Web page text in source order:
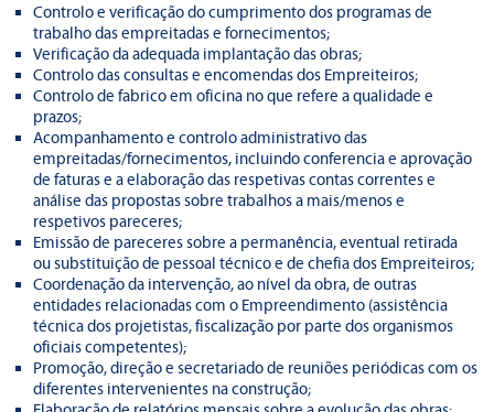
Controlo e verificação do cumprimento dos programas de
trabalho das empreitadas e fornecimentos;
Verificação da adequada implantação das obras;
Controlo das consultas e encomendas dos Empreiteiros;
Controlo de fabrico em oficina no que refere a qualidade e
prazos;
Acompanhamento e controlo administrativo das
empreitadas/fornecimentos, incluindo conferencia e aprovação
de faturas e a elaboração das respetivas contas correntes e
análise das propostas sobre trabalhos a mais/menos e
respetivos pareceres;
Emissão de pareceres sobre a permanência, eventual retirada
ou substituição de pessoal técnico e de chefia dos Empreiteiros;
Coordenação da intervenção, ao nível da obra, de outras
entidades relacionadas com o Empreendimento (assistência
técnica dos projetistas, fiscalização por parte dos organismos
oficiais competentes);
Promoção, direção e secretariado de reuniões periódicas com os
diferentes intervenientes na construção;